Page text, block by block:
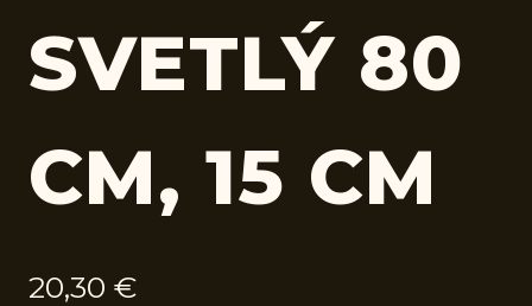
SVETLÝ 80
CM, 15 CM
20,30 €